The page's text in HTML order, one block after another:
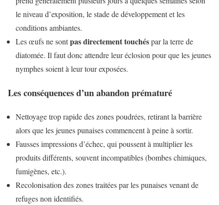
le niveau d’exposition, le stade de développement et les
conditions ambiantes.
Les œufs ne sontpas directement touchéspar la terre de
diatomée. Il faut donc attendre leur éclosion pour que les jeunes
nymphes soient à leur tour exposées.
Les conséquences d’un abandon prématuré
Nettoyage trop rapide des zones poudrées, retirant la barrière
alors que les jeunes punaises commencent à peine à sortir.
Fausses impressions d’échec, qui poussent à multiplier les
produits différents, souvent incompatibles (bombes chimiques,
fumigènes, etc.).
Recolonisation des zones traitées par les punaises venant de
refuges non identifiés.